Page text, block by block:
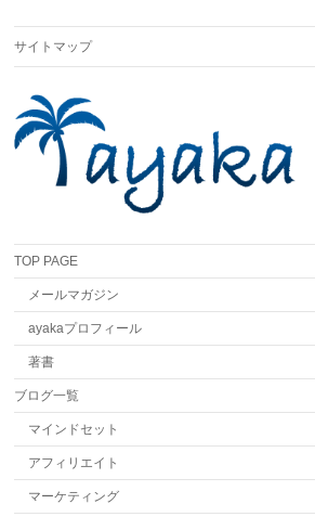
サイトマップ
TOP PAGE
メールマガジン
ayakaプロフィール
著書
ブログ一覧
マインドセット
アフィリエイト
マーケティング